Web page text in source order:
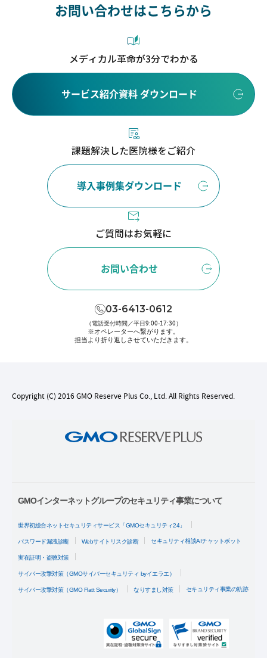
お問い合わせはこちらから
メディカル革命が3分でわかる
サービス紹介資料 ダウンロード
課題解決した医院様をご紹介
導入事例集ダウンロード
ご質問はお気軽に
お問い合わせ
03-6413-0612
（電話受付時間／平日9:00-17:30）
※オペレーターへ繋がります。
担当より折り返しさせていただきます。
Copyright (C) 2016 GMO Reserve Plus Co., Ltd. All Rights Reserved.
GMOインターネットグループのセキュリティ事業について
世界初総合ネットセキュリティサービス「GMOセキュリティ24」
パスワード漏洩診断 Webサイトリスク診断 セキュリティ相談AIチャットボット
実在証明・盗聴対策
サイバー攻撃対策（GMOサイバーセキュリティ byイエラエ）
サイバー攻撃対策（GMO Flatt Security） なりすまし対策 セキュリティ事業の軌跡